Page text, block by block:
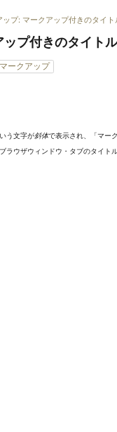
ップ: マークアップ付きのタイト
プ付きのタイトル
マークアップ
う文字が斜体で表示され、「マー
ラウザウィンドウ・タブのタイト
H88
系